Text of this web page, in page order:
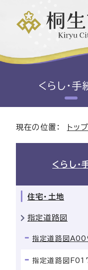
くらし・手
現在の位置： トッ
くらし・
住宅・土地
指定道路図
指定道路図
指定道路図